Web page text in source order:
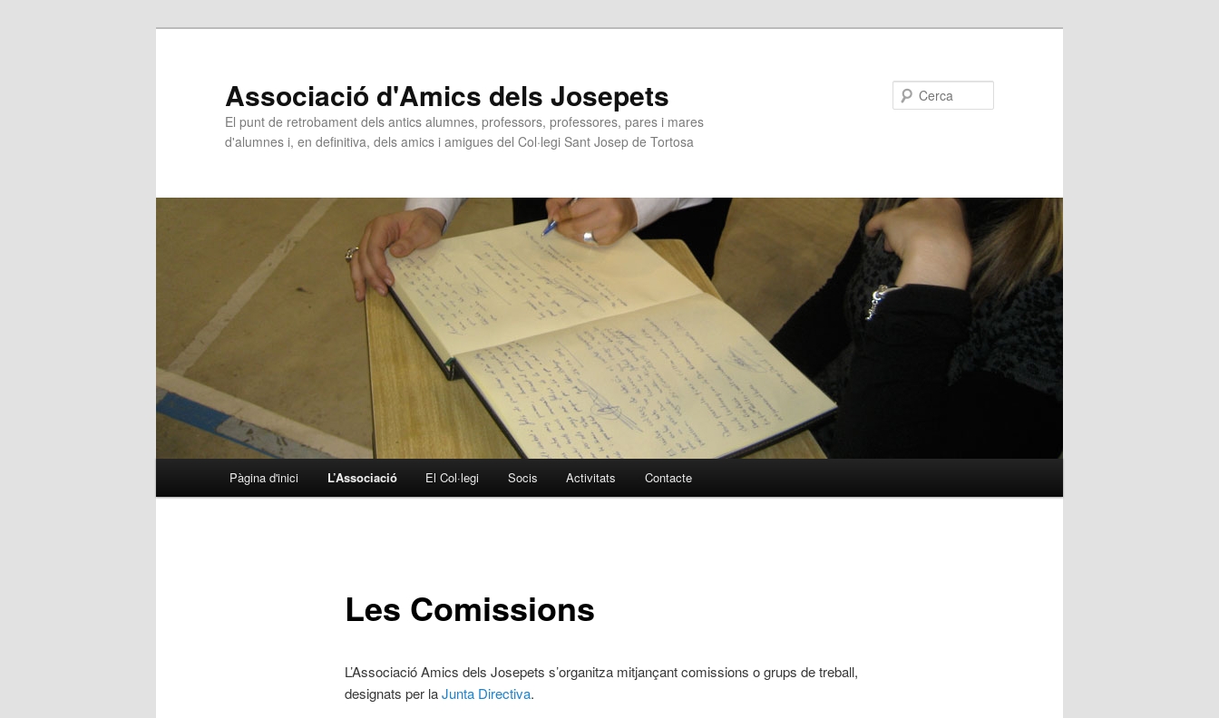
Associació d'Amics dels Josepets
El punt de retrobament dels antics alumnes, professors, professores, pares i mares
d'alumnes i, en definitiva, dels amics i amigues del Col·legi Sant Josep de Tortosa
Aneu al contingut principal
Aneu al contingut secundari
Pàgina d'inici L’Associació El Col·legi Socis Activitats Contacte
Les Comissions
L’Associació Amics dels Josepets s’organitza mitjançant comissions o grups de treball,
designats per laJunta Directiva.